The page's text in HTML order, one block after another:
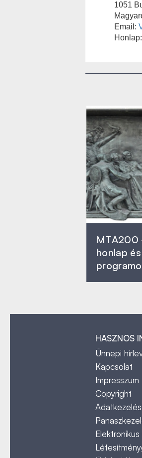
1051
Email:
Honlap:
MTA200
honlap és
HASZNOS
Ünnepi
Kapcsolat
Impresszum
Copyright